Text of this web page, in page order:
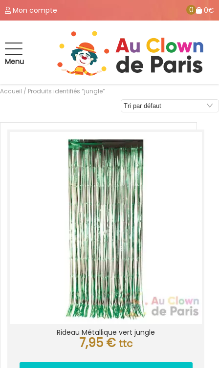
Mon compte 0 0€
Menu
Accueil / Produits identifiés “jungle”
Rideau Métallique vert jungle
7,95 € ttc